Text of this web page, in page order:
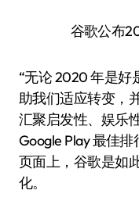
谷歌公布
“无论 2020 年是好
助我们适应转变，
汇聚启发性、娱乐
Google Play 最佳
页面上，谷歌是如
化。